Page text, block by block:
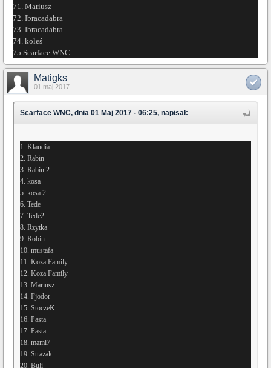
71. Mariusz
72. Ibracadabra
73. Ibracadabra
74. koleś
75.Scarface WNC
Matigks
01 maj 2017
Scarface WNC, dnia 01 Maj 2017 - 06:25, napisał:
1. Klaudia
2. Rabin
3. Rabin 2
4. kosa
5. kosa 2
6. Tede
7. Tede2
8. Rzytka
9. Robin
10. mustafa
11. Koza Family
12. Koza Family
13. Mariusz
14. Fjodor
15. StoczeK
16. Pasta
17. Pasta
18. mami7
19. Strażak
20. Buli